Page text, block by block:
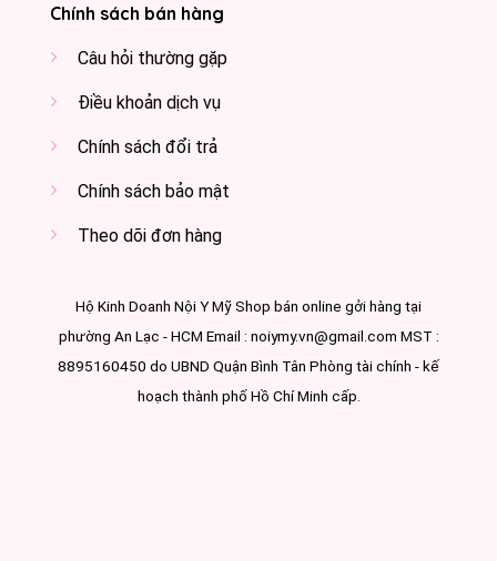
Chính sách bán hàng
Câu hỏi thường gặp
Điều khoản dịch vụ
Chính sách đổi trả
Chính sách bảo mật
Theo dõi đơn hàng
Hộ Kinh Doanh Nội Y Mỹ Shop bán online gởi hàng tại
phường An Lạc - HCM Email : noiymy.vn@gmail.com MST :
8895160450 do UBND Quận Bình Tân Phòng tài chính - kế
hoạch thành phố Hồ Chí Minh cấp.